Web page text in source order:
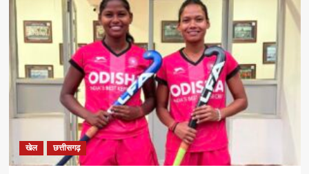
खेल छत्तीसगढ़